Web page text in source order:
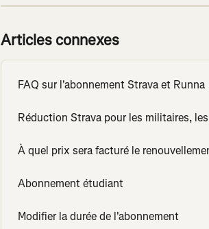
Articles connexes
FAQ sur l'abonnement Strava et Runna
Réduction Strava pour les militaires,
À quel prix sera facturé le
Abonnement étudiant
Modifier la durée de l'abonnement